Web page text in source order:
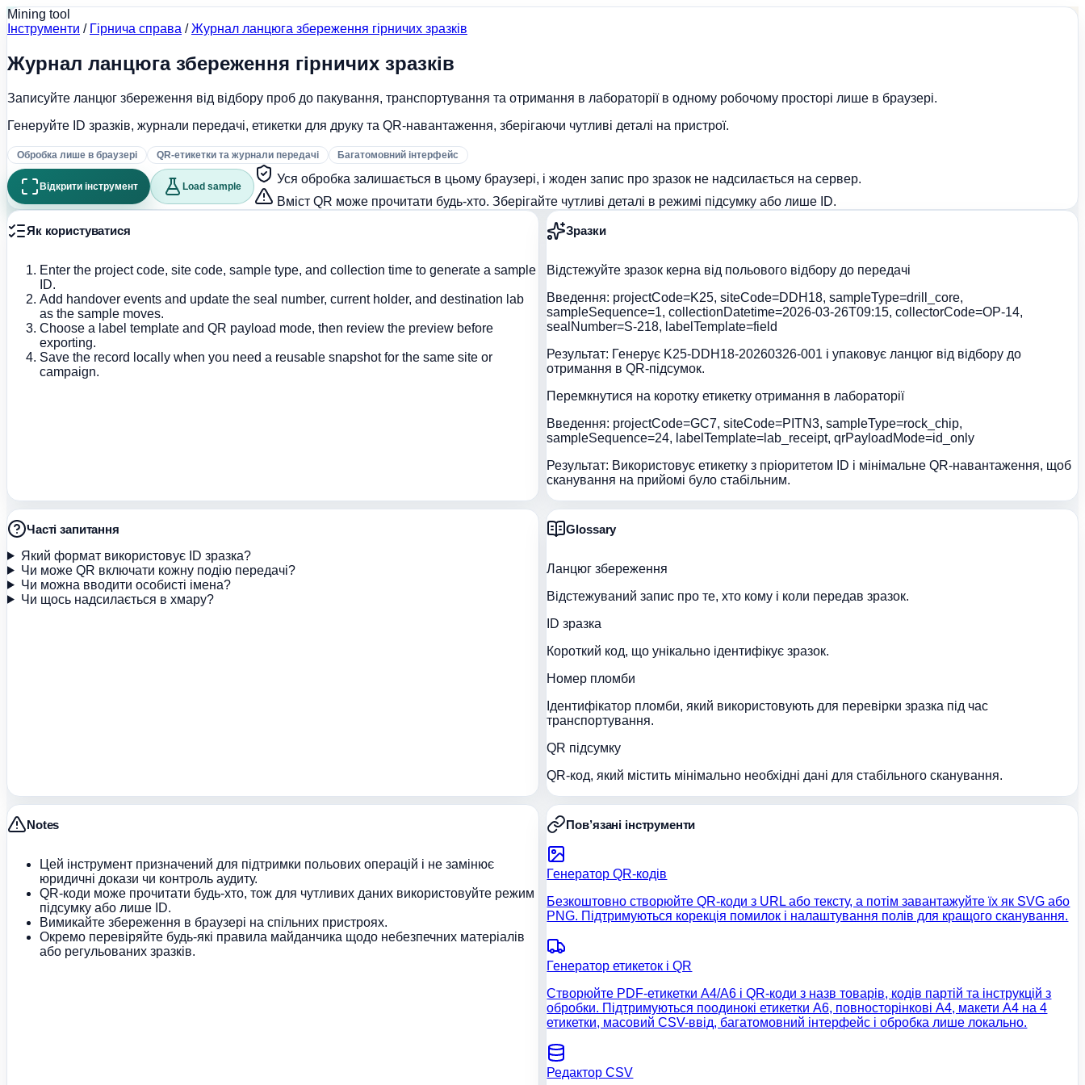
Mining tool
Інструменти / Гірнича справа / Журнал ланцюга збереження гірничих зразків
Журнал ланцюга збереження гірничих зразків
Записуйте ланцюг збереження від відбору проб до пакування, транспортування та отримання в лабораторії в одному робочому просторі лише в браузері.
Генеруйте ID зразків, журнали передачі, етикетки для друку та QR-навантаження, зберігаючи чутливі деталі на пристрої.
Обробка лише в браузері QR-етикетки та журнали передачі Багатомовний інтерфейс
Відкрити інструмент Load sample
Уся обробка залишається в цьому браузері, і жоден запис про зразок не надсилається на сервер.
Вміст QR може прочитати будь-хто. Зберігайте чутливі деталі в режимі підсумку або лише ID.
Як користуватися
Enter the project code, site code, sample type, and collection time to generate a sample
ID.
Add handover events and update the seal number, current holder, and destination lab
as the sample moves.
Choose a label template and QR payload mode, then review the preview before
exporting.
Save the record locally when you need a reusable snapshot for the same site or
campaign.
Зразки
Відстежуйте зразок керна від польового відбору до передачі
Введення: projectCode=K25, siteCode=DDH18, sampleType=drill_core,
sampleSequence=1, collectionDatetime=2026-03-26T09:15, collectorCode=OP-14,
sealNumber=S-218, labelTemplate=field
Результат: Генерує K25-DDH18-20260326-001 і упаковує ланцюг від відбору до
отримання в QR-підсумок.
Перемкнутися на коротку етикетку отримання в лабораторії
Введення: projectCode=GC7, siteCode=PITN3, sampleType=rock_chip,
sampleSequence=24, labelTemplate=lab_receipt, qrPayloadMode=id_only
Результат: Використовує етикетку з пріоритетом ID і мінімальне QR-навантаження, щоб
сканування на прийомі було стабільним.
Часті запитання
Який формат використовує ID зразка?
Чи може QR включати кожну подію передачі?
Чи можна вводити особисті імена?
Чи щось надсилається в хмару?
Glossary
Ланцюг збереження
Відстежуваний запис про те, хто кому і коли передав зразок.
ID зразка
Короткий код, що унікально ідентифікує зразок.
Номер пломби
Ідентифікатор пломби, який використовують для перевірки зразка під час
транспортування.
QR підсумку
QR-код, який містить мінімально необхідні дані для стабільного сканування.
Notes
Цей інструмент призначений для підтримки польових операцій і не замінює
юридичні докази чи контроль аудиту.
QR-коди може прочитати будь-хто, тож для чутливих даних використовуйте режим
підсумку або лише ID.
Вимикайте збереження в браузері на спільних пристроях.
Окремо перевіряйте будь-які правила майданчика щодо небезпечних матеріалів
або регульованих зразків.
Пов’язані інструменти
Генератор QR-кодів
Безкоштовно створюйте QR-коди з URL або тексту, а потім завантажуйте їх як SVG або
PNG. Підтримуються корекція помилок і налаштування полів для кращого сканування.
Генератор етикеток і QR
Створюйте PDF-етикетки A4/A6 і QR-коди з назв товарів, кодів партій та інструкцій з
обробки. Підтримуються поодинокі етикетки A6, повносторінкові A4, макети A4 на 4
етикетки, масовий CSV-ввід, багатомовний інтерфейс і обробка лише локально.
Редактор CSV